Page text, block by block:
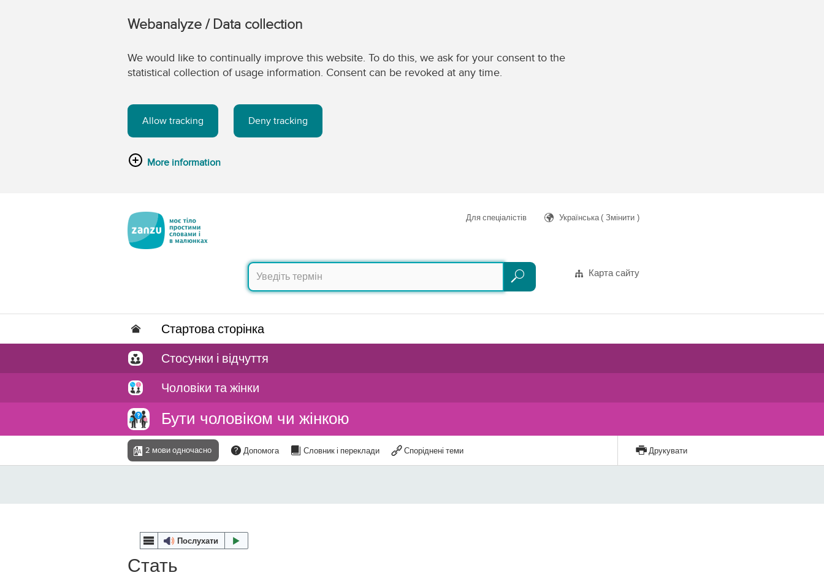
Webanalyze / Data collection
We would like to continually improve this website. To do this, we ask for your consent to the
statistical collection of usage information. Consent can be revoked at any time.
Allow tracking Deny tracking
More information
Для спеціалістів Українська ( Змінити )
Пошук
Пошук
Карта сайту
Стартова сторінка
Стосунки і відчуття
Чоловіки та жінки
Бути чоловіком чи жінкою
2 мови одночасно Допомога Словник і переклади Споріднені теми Друкувати
Послухати
Стать